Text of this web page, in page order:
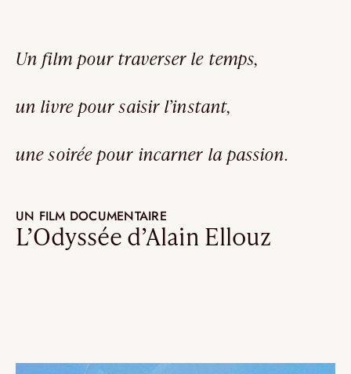
Un film pour traverser le temps,
un livre pour saisir l’instant,
une soirée pour incarner la passion.
UN FILM DOCUMENTAIRE
L’Odyssée d’Alain Ellouz